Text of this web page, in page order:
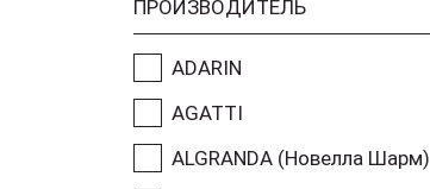
ПРОИЗВОДИТЕЛЬ
ADARIN
AGATTI
ALGRANDA (Новелла Шарм)